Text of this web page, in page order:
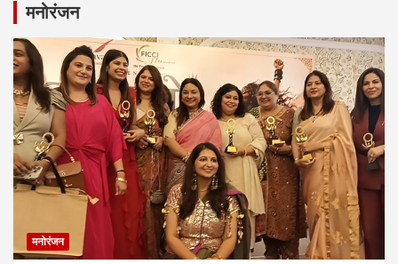
मनोरंजन
मनोरंजन